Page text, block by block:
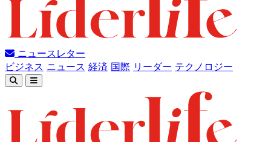
ニュースレター
ビジネス ニュース 経済 国際 リーダー テクノロジー